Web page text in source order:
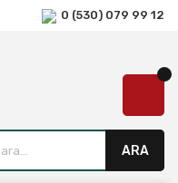
0 (530) 079 99 12
ARA